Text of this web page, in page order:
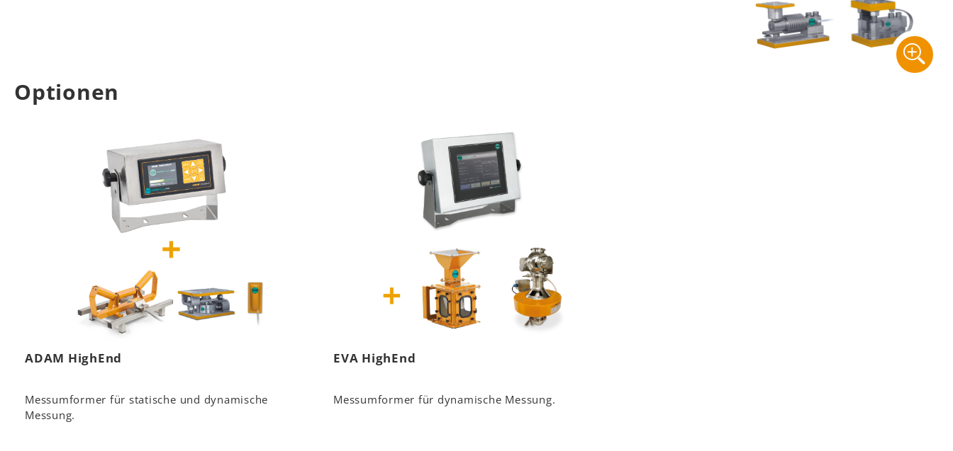
Optionen
ADAM HighEnd
Messumformer für statische und dynamische
Messung.
EVA HighEnd
Messumformer für dynamische Messung.